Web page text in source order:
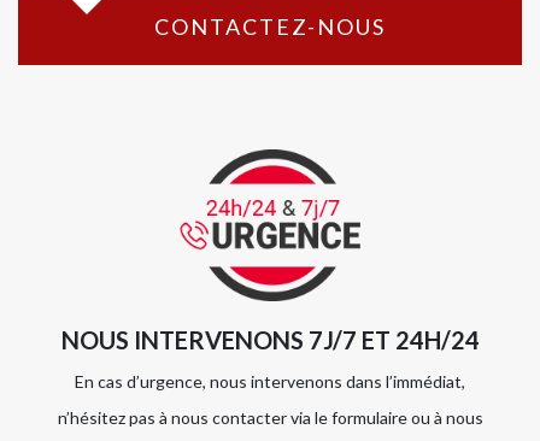
CONTACTEZ-NOUS
NOUS INTERVENONS 7J/7 ET 24H/24
En cas d’urgence, nous intervenons dans l’immédiat,
n’hésitez pas à nous contacter via le formulaire ou à nous